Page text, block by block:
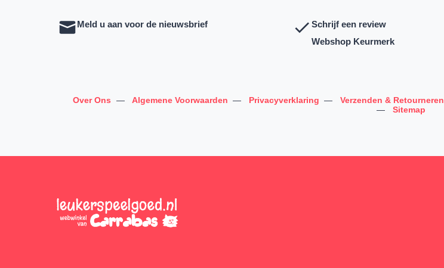
Meld u aan voor de nieuwsbrief
Schrijf een review
Webshop Keurmerk
Over Ons — Algemene Voorwaarden — Privacyverklaring — Verzenden & Retourneren
—
Sitemap